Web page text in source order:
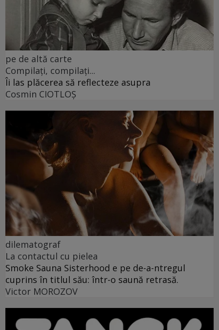
pe de altă carte
Compilați, compilați...
Îi las plăcerea să reflecteze asupra
Cosmin CIOTLOŞ
dilematograf
La contactul cu pielea
Smoke Sauna Sisterhood e pe de-a-ntregul
cuprins în titlul său: într-o saună retrasă.
Victor MOROZOV